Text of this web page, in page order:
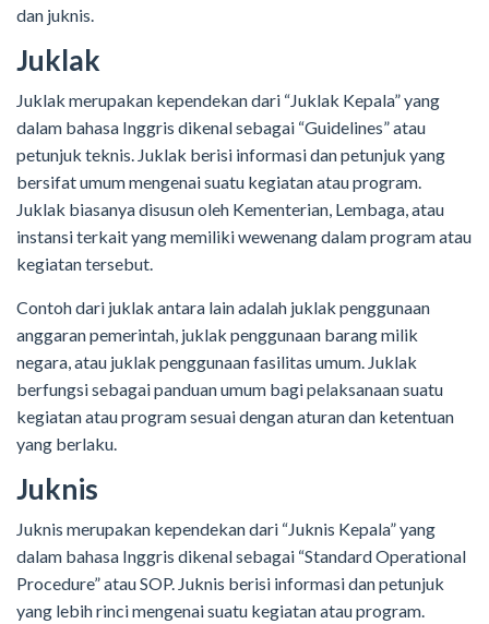
dan juknis.
Juklak
Juklak merupakan kependekan dari “Juklak Kepala” yang
dalam bahasa Inggris dikenal sebagai “Guidelines” atau
petunjuk teknis. Juklak berisi informasi dan petunjuk yang
bersifat umum mengenai suatu kegiatan atau program.
Juklak biasanya disusun oleh Kementerian, Lembaga, atau
instansi terkait yang memiliki wewenang dalam program atau
kegiatan tersebut.
Contoh dari juklak antara lain adalah juklak penggunaan
anggaran pemerintah, juklak penggunaan barang milik
negara, atau juklak penggunaan fasilitas umum. Juklak
berfungsi sebagai panduan umum bagi pelaksanaan suatu
kegiatan atau program sesuai dengan aturan dan ketentuan
yang berlaku.
Juknis
Juknis merupakan kependekan dari “Juknis Kepala” yang
dalam bahasa Inggris dikenal sebagai “Standard Operational
Procedure” atau SOP. Juknis berisi informasi dan petunjuk
yang lebih rinci mengenai suatu kegiatan atau program.